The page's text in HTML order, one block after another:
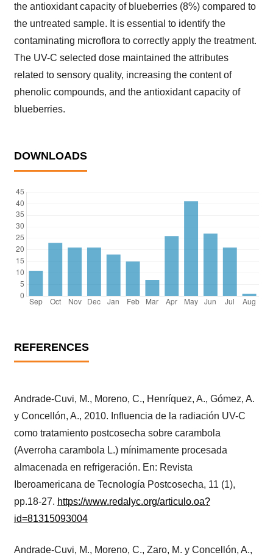
the antioxidant capacity of blueberries (8%) compared to
the untreated sample. It is essential to identify the
contaminating microflora to correctly apply the treatment.
The UV-C selected dose maintained the attributes
related to sensory quality, increasing the content of
phenolic compounds, and the antioxidant capacity of
blueberries.
DOWNLOADS
REFERENCES
Andrade-Cuvi, M., Moreno, C., Henríquez, A., Gómez, A.
y Concellón, A., 2010. Influencia de la radiación UV-C
como tratamiento postcosecha sobre carambola
(Averroha carambola L.) mínimamente procesada
almacenada en refrigeración. En: Revista
Iberoamericana de Tecnología Postcosecha, 11 (1),
pp.18-27. https://www.redalyc.org/articulo.oa?
id=81315093004
Andrade-Cuvi, M., Moreno, C., Zaro, M. y Concellón, A.,